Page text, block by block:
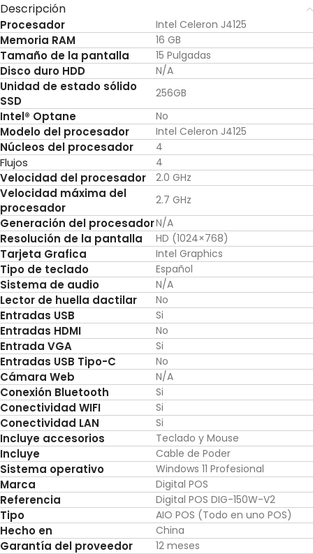
Descripción
Procesador Intel Celeron J4125
Memoria RAM 16 GB
Tamaño de la pantalla 15 Pulgadas
Disco duro HDD N/A
Unidad de estado sólido
SSD
256GB
Intel® Optane No
Modelo del procesador Intel Celeron J4125
Núcleos del procesador 4
Flujos 4
Velocidad del procesador 2.0 GHz
Velocidad máxima del
procesador
2.7 GHz
Generación del procesadorN/A
Resolución de la pantalla HD (1024×768)
Tarjeta Grafica Intel Graphics
Tipo de teclado Español
Sistema de audio N/A
Lector de huella dactilar No
Entradas USB Si
Entradas HDMI No
Entrada VGA Si
Entradas USB Tipo-C No
Cámara Web N/A
Conexión Bluetooth Si
Conectividad WIFI Si
Conectividad LAN Si
Incluye accesorios Teclado y Mouse
Incluye Cable de Poder
Sistema operativo Windows 11 Profesional
Marca Digital POS
Referencia Digital POS DIG-150W-V2
Tipo AIO POS (Todo en uno POS)
Hecho en China
Garantía del proveedor 12 meses